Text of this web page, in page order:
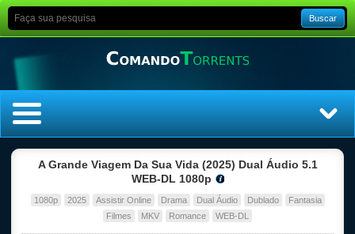
Buscar
A Grande Viagem Da Sua Vida (2025) Dual Áudio 5.1
WEB-DL 1080p
1080p 2025 Assistir Online Drama Dual Áudio Dublado
Fantasia
Filmes
MKV Romance WEB-DL